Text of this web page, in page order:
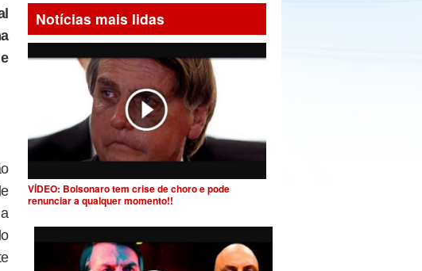
Notícias mais lidas
VÍDEO: Bolsonaro tem crise de choro e pode
renunciar a qualquer momento!!